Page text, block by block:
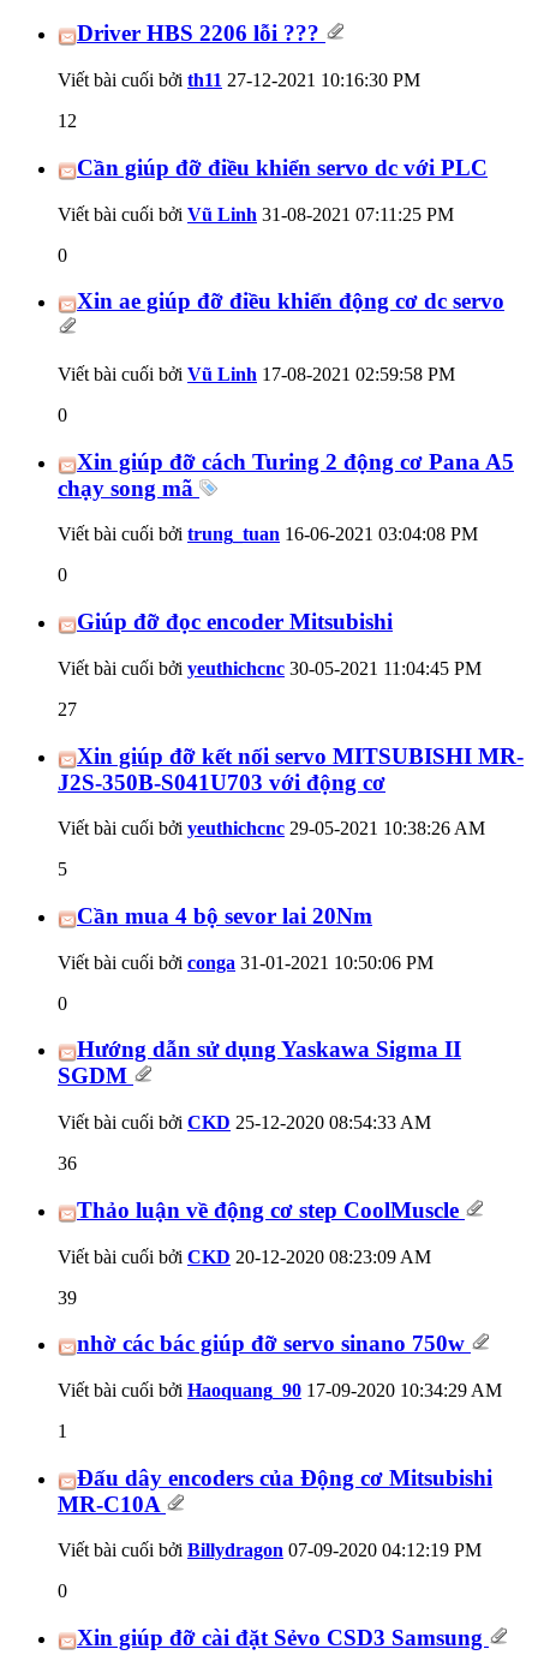
Driver HBS 2206 lỗi ???
Viết bài cuối bởi th11 27-12-2021 10:16:30 PM
12
Cần giúp đỡ điều khiển servo dc với PLC
Viết bài cuối bởi Vũ Linh 31-08-2021 07:11:25 PM
0
Xin ae giúp đỡ điều khiển động cơ dc servo
Viết bài cuối bởi Vũ Linh 17-08-2021 02:59:58 PM
0
Xin giúp đỡ cách Turing 2 động cơ Pana A5
chạy song mã
Viết bài cuối bởi trung_tuan 16-06-2021 03:04:08 PM
0
Giúp đỡ đọc encoder Mitsubishi
Viết bài cuối bởi yeuthichcnc 30-05-2021 11:04:45 PM
27
Xin giúp đỡ kết nối servo MITSUBISHI MR-
J2S-350B-S041U703 với động cơ
Viết bài cuối bởi yeuthichcnc 29-05-2021 10:38:26 AM
5
Cần mua 4 bộ sevor lai 20Nm
Viết bài cuối bởi conga 31-01-2021 10:50:06 PM
0
Hướng dẫn sử dụng Yaskawa Sigma II
SGDM
Viết bài cuối bởi CKD 25-12-2020 08:54:33 AM
36
Thảo luận về động cơ step CoolMuscle
Viết bài cuối bởi CKD 20-12-2020 08:23:09 AM
39
nhờ các bác giúp đỡ servo sinano 750w
Viết bài cuối bởi Haoquang_90 17-09-2020 10:34:29 AM
1
Đấu dây encoders của Động cơ Mitsubishi
MR-C10A
Viết bài cuối bởi Billydragon 07-09-2020 04:12:19 PM
0
Xin giúp đỡ cài đặt Sẻvo CSD3 Samsung